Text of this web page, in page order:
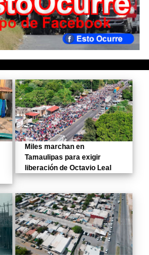
Miles marchan en
Tamaulipas para exigir
liberación de Octavio Leal